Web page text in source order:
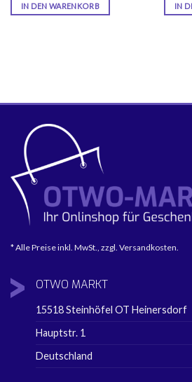
IN DEN WARENKORB IN
* Alle Preise inkl. MwSt., zzgl. Versandkosten.
OTWO MARKT
15518 Steinhöfel OT Heinersdorf
Hauptstr. 1
Deutschland